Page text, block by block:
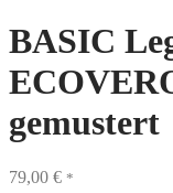
BASIC
gemustert
79,00 € *